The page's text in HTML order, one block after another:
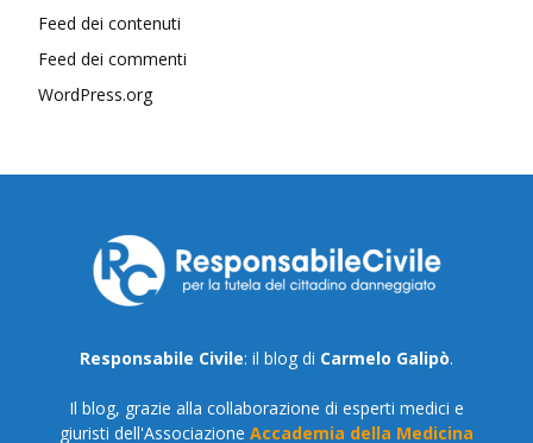
Feed dei contenuti
Feed dei commenti
WordPress.org
Responsabile Civile: il blog di Carmelo Galipò.
Il blog, grazie alla collaborazione di esperti medici e
giuristi dell'Associazione Accademia della Medicina